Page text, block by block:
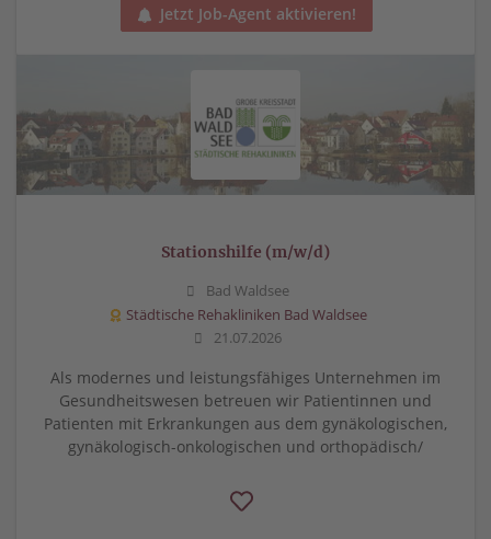
Jetzt Job-Agent aktivieren!
Stationshilfe (m/w/d)
Bad Waldsee
Städtische Rehakliniken Bad Waldsee
21.07.2026
Als modernes und leistungsfähiges Unternehmen im
Gesundheitswesen betreuen wir Patientinnen und
Patienten mit Erkrankungen aus dem gynäkologischen,
gynäkologisch-onkologischen und orthopädisch/